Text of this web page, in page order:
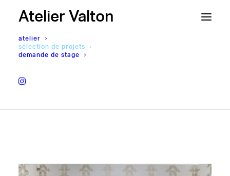
Atelier Valton
atelier
sélection de projets
demande de stage
ACCOMPAGNEMENT DE PROJETS